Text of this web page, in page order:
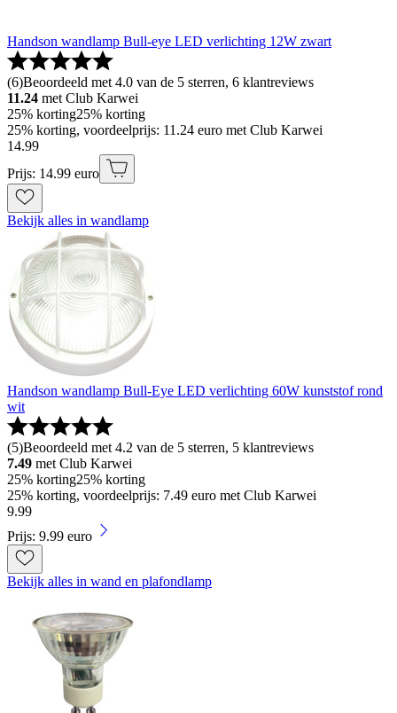
Handson wandlamp Bull-eye LED verlichting 12W zwart
(6)Beoordeeld met 4.0 van de 5 sterren, 6 klantreviews
11.24 met Club Karwei
25% korting25% korting
25% korting, voordeelprijs: 11.24 euro met Club Karwei
14.99
Prijs: 14.99 euro
Bekijk alles in wandlamp
Handson wandlamp Bull-Eye LED verlichting 60W kunststof rond
wit
(5)Beoordeeld met 4.2 van de 5 sterren, 5 klantreviews
7.49 met Club Karwei
25% korting25% korting
25% korting, voordeelprijs: 7.49 euro met Club Karwei
9.99
Prijs: 9.99 euro
Bekijk alles in wand en plafondlamp